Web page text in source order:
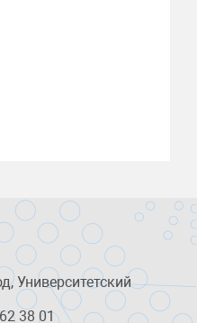
Университетский
38 01